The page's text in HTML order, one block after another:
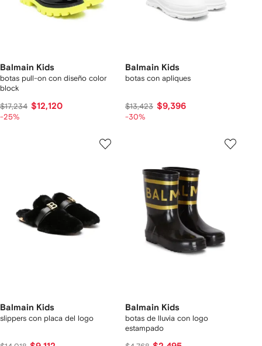
Balmain Kids
botas pull-on con diseño color
block
$17,234 $12,120
-25%
Balmain Kids
botas con apliques
$13,423 $9,396
-30%
Balmain Kids
slippers con placa del logo
Balmain Kids
botas de lluvia con logo
estampado